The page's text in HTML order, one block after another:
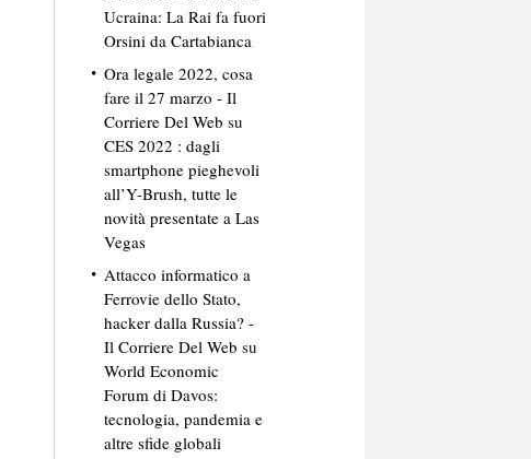
Ucraina: La Rai fa fuori
Orsini da Cartabianca
Ora legale 2022, cosa
fare il 27 marzo - Il
Corriere Del Web su
CES 2022 : dagli
smartphone pieghevoli
all’Y-Brush, tutte le
novità presentate a Las
Vegas
Attacco informatico a
Ferrovie dello Stato,
hacker dalla Russia? -
Il Corriere Del Web su
World Economic
Forum di Davos:
tecnologia, pandemia e
altre sfide globali